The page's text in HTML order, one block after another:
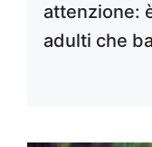
attenzione:
adulti che